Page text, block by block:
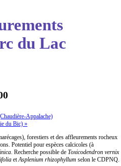
du Lac
Appalache)
du Bic) »
forestiers et des affleurements rocheux
Potentiel pour espèces calcicoles (à
. Recherche possible de Toxicodendron vernix
etAsplenium rhizophyllum selon le CDPNQ.